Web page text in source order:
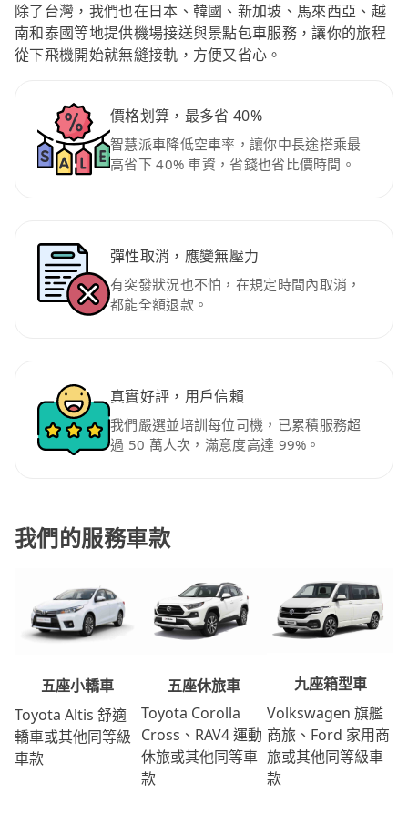
除了台灣，我們也在日本、韓國、新加坡、馬來西亞、越
南和泰國等地提供機場接送與景點包車服務，讓你的旅程
從下飛機開始就無縫接軌，方便又省心。
價格划算，最多省 40%
智慧派車降低空車率，讓你中長途搭乘最
高省下 40% 車資，省錢也省比價時間。
彈性取消，應變無壓力
有突發狀況也不怕，在規定時間內取消，
都能全額退款。
真實好評，用戶信賴
我們嚴選並培訓每位司機，已累積服務超
過 50 萬人次，滿意度高達 99%。
我們的服務車款
五座小轎車
Toyota Altis 舒適
轎車或其他同等級
車款
五座休旅車
Toyota Corolla
Cross、RAV4 運動
休旅或其他同等車
款
九座箱型車
Volkswagen 旗艦
商旅、Ford 家用商
旅或其他同等級車
款